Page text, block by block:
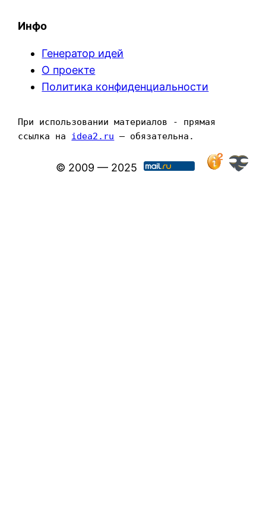
Инфо
Генератор идей
О проекте
Политика конфиденциальности
При использовании материалов - прямая
ссылка на idea2.ru — обязательна.
© 2009 — 2025